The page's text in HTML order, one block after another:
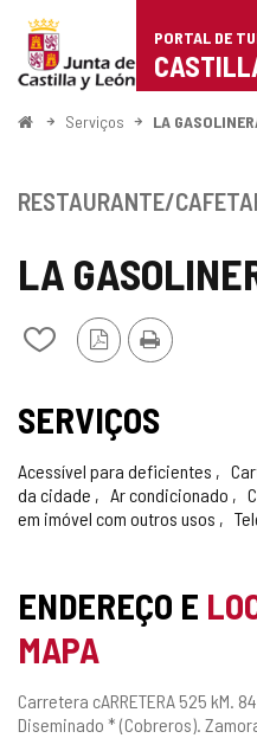
Portal
de
Turismo
Castilla
León
PORTAL DE
ComeçoServiços LA
LA
Adicionar
de
meus
Versão
PDF
Imprimir
RESTAURANTE/
SERVIÇOS
Acessível para deficientes
da cidade
Ar condicionado
em imóvel com outros usos
ENDEREÇO E
MAPA
Endereço
postal
Carretera cARRETERA 525 kM.
Diseminado * (Cobreros).